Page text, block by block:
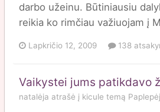
darbo užeinu. Būtiniausiu
reikia ko rimčiau važiuojam į
Lapkričio 12, 2009 138
Vaikystei jums patikdavo
natalėja atrašė į kicule temą